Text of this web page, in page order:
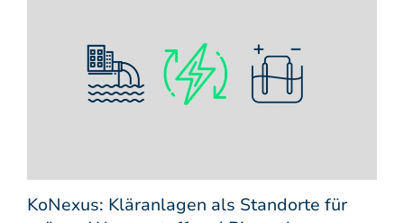
KoNexus: Kläranlagen als Standorte für